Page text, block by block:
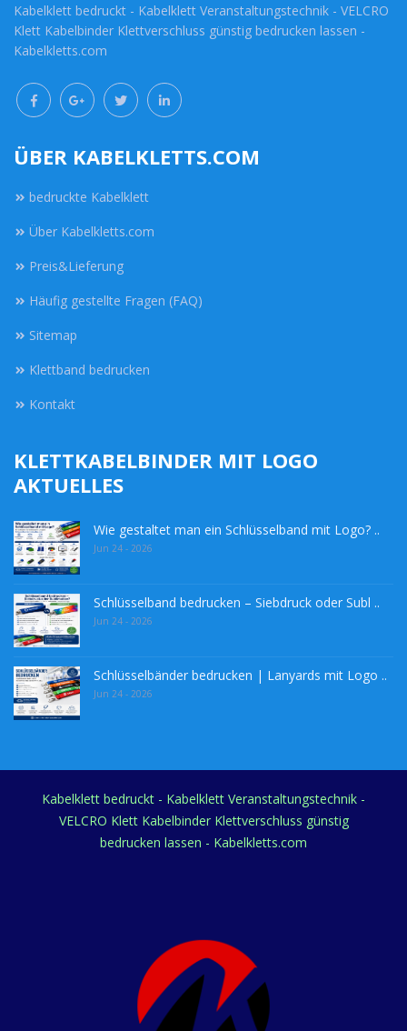
Kabelklett bedruckt - Kabelklett Veranstaltungstechnik - VELCRO
Klett Kabelbinder Klettverschluss günstig bedrucken lassen -
Kabelkletts.com
ÜBER KABELKLETTS.COM
bedruckte Kabelklett
Über Kabelkletts.com
Preis&Lieferung
Häufig gestellte Fragen (FAQ)
Sitemap
Klettband bedrucken
Kontakt
KLETTKABELBINDER MIT LOGO
AKTUELLES
Wie gestaltet man ein Schlüsselband mit Logo? ..
Jun 24 - 2026
Schlüsselband bedrucken – Siebdruck oder Subl ..
Jun 24 - 2026
Schlüsselbänder bedrucken | Lanyards mit Logo ..
Jun 24 - 2026
Kabelklett bedruckt - Kabelklett Veranstaltungstechnik -
VELCRO Klett Kabelbinder Klettverschluss günstig
bedrucken lassen - Kabelkletts.com